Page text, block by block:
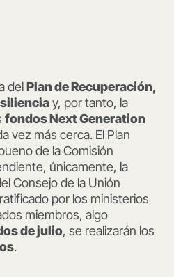
delPlan de Recuperación,
y, por tanto, la
fondos Next Generation
vez más cerca. El Plan
de la Comisión
únicamente, la
Consejo de la Unión
por los ministerios
miembros, algo
de julio, se realizarán los
.